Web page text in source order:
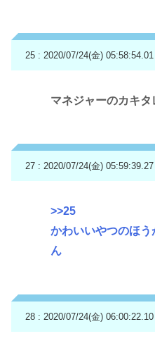
25 : 2020/07/24(金) 05:58:54.01
マネジャーのカキタ
27 : 2020/07/24(金) 05:59:39.27
>>25
かわいいやつのほ
ん
28 : 2020/07/24(金) 06:00:22.10